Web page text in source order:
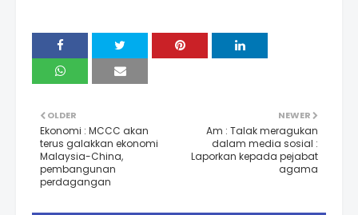
NEWER
Am : Talak meragukan
dalam media sosial :
Laporkan kepada pejabat
agama
OLDER
Ekonomi : MCCC akan
terus galakkan ekonomi
Malaysia-China,
pembangunan
perdagangan